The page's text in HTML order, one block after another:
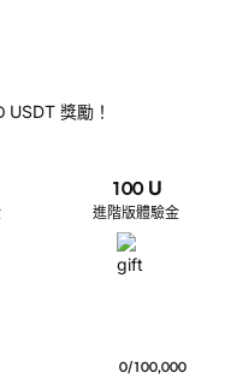
獎勵！
100U
進階版體驗金
0/100,000